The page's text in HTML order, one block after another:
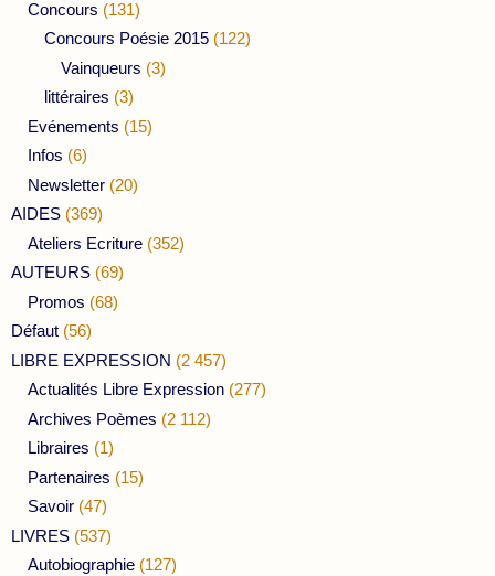
Concours (131)
Concours Poésie 2015 (122)
Vainqueurs (3)
littéraires (3)
Evénements (15)
Infos (6)
Newsletter (20)
AIDES (369)
Ateliers Ecriture (352)
AUTEURS (69)
Promos (68)
Défaut (56)
LIBRE EXPRESSION (2 457)
Actualités Libre Expression (277)
Archives Poèmes (2 112)
Libraires (1)
Partenaires (15)
Savoir (47)
LIVRES (537)
Autobiographie (127)